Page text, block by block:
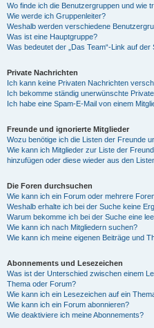
Wo finde ich die Benutzergruppen und wie
Wie werde ich Gruppenleiter?
Weshalb werden verschiedene
Was ist eine Hauptgruppe?
Was bedeutet der „Das Team“-Link auf der
Private Nachrichten
Ich kann keine Privaten Nachrichten
Ich bekomme ständig unerwünschte
Ich habe eine Spam-E-Mail von einem
Freunde und ignorierte Mitglieder
Wozu benötige ich die Listen der Freunde
Wie kann ich Mitglieder zur Liste der
hinzufügen oder diese wieder aus den
Die Foren durchsuchen
Wie kann ich ein Forum oder mehrere
Weshalb erhalte ich bei der Suche keine
Warum bekomme ich bei der Suche eine
Wie kann ich nach Mitgliedern suchen?
Wie kann ich meine eigenen Beiträge und
Abonnements und Lesezeichen
Was ist der Unterschied zwischen einem
Thema oder Forum?
Wie kann ich ein Lesezeichen auf ein
Wie kann ich ein Forum abonnieren?
Wie deaktiviere ich meine Abonnements?